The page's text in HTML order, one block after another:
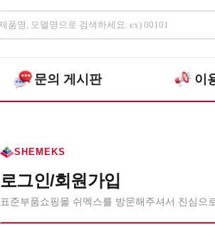
문의 게시판 이
SHEMEKS
로그인/회원가입
표준부품쇼핑몰 쉬멕스를 방문해주셔서 진심으